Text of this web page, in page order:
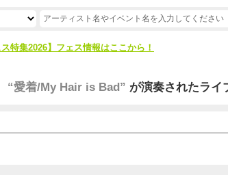
ブ動員ランキング】2026年上半期編発表！
ス特集2026】フェス情報はここから！
“愛着/My Hair is Bad” が演奏されたライ